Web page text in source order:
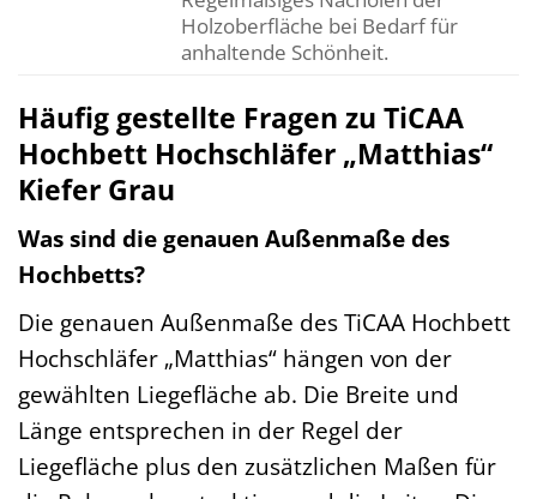
Holzoberfläche bei Bedarf für
anhaltende Schönheit.
Häufig gestellte Fragen zu TiCAA
Hochbett Hochschläfer „Matthias“
Kiefer Grau
Was sind die genauen Außenmaße des
Hochbetts?
Die genauen Außenmaße des TiCAA Hochbett
Hochschläfer „Matthias“ hängen von der
gewählten Liegefläche ab. Die Breite und
Länge entsprechen in der Regel der
Liegefläche plus den zusätzlichen Maßen für